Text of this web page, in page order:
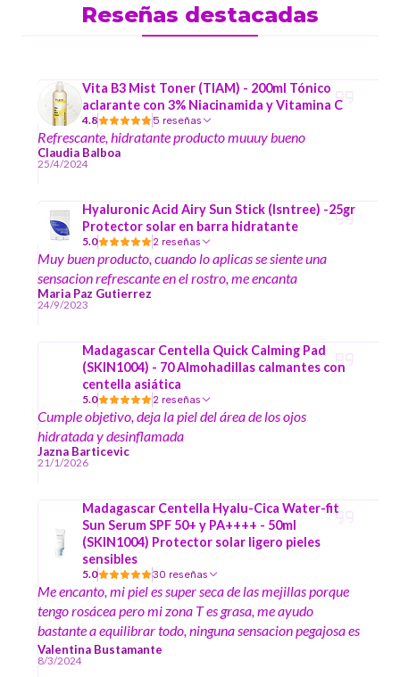
Reseñas destacadas
Vita B3 Mist Toner (TIAM) - 200ml Tónico
aclarante con 3% Niacinamida y Vitamina C
4.8 5 reseñas
Refrescante, hidratante producto muuuy bueno
Claudia Balboa
25/4/2024
Hyaluronic Acid Airy Sun Stick (Isntree) -25gr
Protector solar en barra hidratante
5.0 2 reseñas
Muy buen producto, cuando lo aplicas se siente una
sensacion refrescante en el rostro, me encanta
Maria Paz Gutierrez
24/9/2023
Madagascar Centella Quick Calming Pad
(SKIN1004) - 70 Almohadillas calmantes con
centella asiática
5.0 2 reseñas
Cumple objetivo, deja la piel del área de los ojos
hidratada y desinflamada
Jazna Barticevic
21/1/2026
Madagascar Centella Hyalu-Cica Water-fit
Sun Serum SPF 50+ y PA++++ - 50ml
(SKIN1004) Protector solar ligero pieles
sensibles
5.0 30 reseñas
Me encanto, mi piel es super seca de las mejillas porque
tengo rosácea pero mi zona T es grasa, me ayudo
bastante a equilibrar todo, ninguna sensacion pegajosa es
exquisito, ademas que te deja revitalizada la piel cada
vez q te lo aplicas, chao rojeces
Valentina Bustamante
8/3/2024